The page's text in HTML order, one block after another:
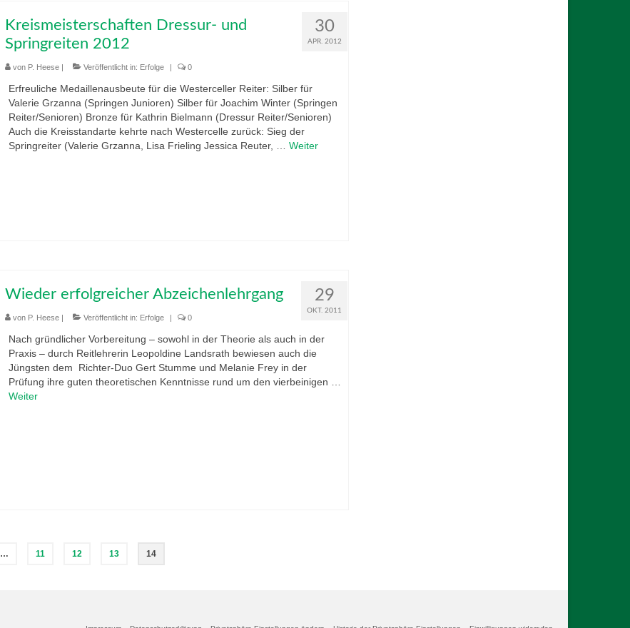
30
APR. 2012
Kreismeisterschaften Dressur- und
Springreiten 2012
von P. Heese| Veröffentlicht in: Erfolge | 0
Erfreuliche Medaillenausbeute für die Westerceller Reiter: Silber für
Valerie Grzanna (Springen Junioren) Silber für Joachim Winter (Springen
Reiter/Senioren) Bronze für Kathrin Bielmann (Dressur Reiter/Senioren)
Auch die Kreisstandarte kehrte nach Westercelle zurück: Sieg der
Springreiter (Valerie Grzanna, Lisa Frieling Jessica Reuter, … Weiter
29
OKT. 2011
Wieder erfolgreicher Abzeichenlehrgang
von P. Heese| Veröffentlicht in: Erfolge | 0
Nach gründlicher Vorbereitung – sowohl in der Theorie als auch in der
Praxis – durch Reitlehrerin Leopoldine Landsrath bewiesen auch die
Jüngsten dem Richter-Duo Gert Stumme und Melanie Frey in der
Prüfung ihre guten theoretischen Kenntnisse rund um den vierbeinigen …
Weiter
… 11 12 13 14